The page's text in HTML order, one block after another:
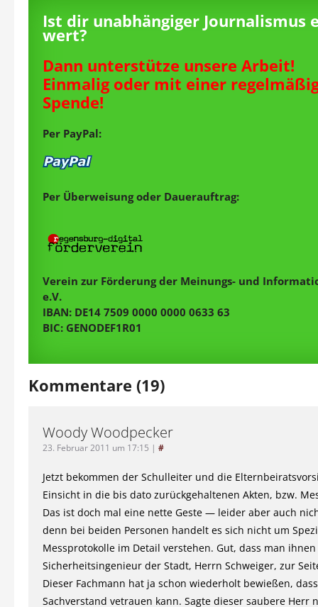
Ist dir unabhängiger Journalismus
wert?
Dann unterstütze unsere Arbeit!
Einmalig oder mit einer
Spende!
Per PayPal:
Per Überweisung oder Dauerauftrag:
Verein zur Förderung der Meinungs- und
e.V.
IBAN: DE14 7509 0000 0000 0633 63
BIC: GENODEF1R01
Kommentare (19)
Woody Woodpecker
23. Februar 2011 um 17:15 | #
Jetzt bekommen der Schulleiter und die
Einsicht in die bis dato zurückgehaltenen Akten, bzw.
Das ist doch mal eine nette Geste — leider aber auch
denn bei beiden Personen handelt es sich nicht um
Messprotokolle im Detail verstehen. Gut, dass man
Sicherheitsingenieur der Stadt, Herrn Schweiger, zur
Dieser Fachmann hat ja schon wiederholt bewießen,
Sachverstand vetrauen kann. Sagte dieser saubere Herr